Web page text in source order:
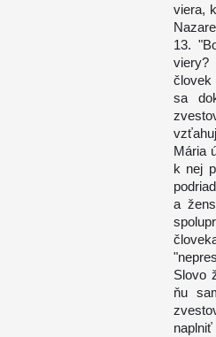
viera,
13.
viery?
človek
sa
Mária
k nej
a
Slovo
ňu